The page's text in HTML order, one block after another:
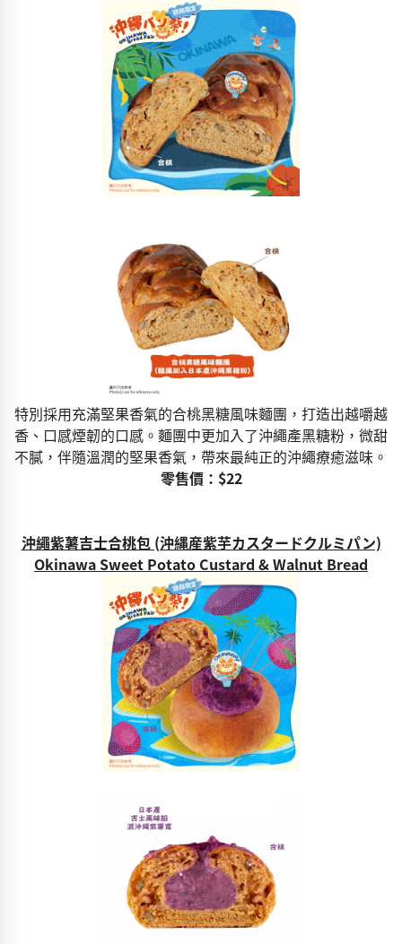
特別採用充滿堅果香氣的合桃黑糖風味麵團，打造出越嚼越
香、口感煙韌的口感。麵團中更加入了沖繩產黑糖粉，微甜
不膩，伴隨溫潤的堅果香氣，帶來最純正的沖繩療癒滋味。
零售價：$22
沖繩紫薯吉士合桃包 (沖縄産紫芋カスタードクルミパン)
Okinawa Sweet Potato Custard & Walnut Bread